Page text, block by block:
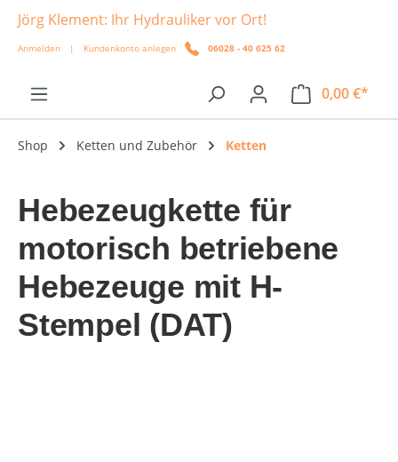
springen
Jörg Klement: Ihr Hydrauliker vor Ort!
Anmelden | Kundenkonto anlegen 06028 - 40 625 62
0,00 €*
Shop Ketten und Zubehör Ketten
Hebezeugkette für
motorisch betriebene
Hebezeuge mit H-
Stempel (DAT)